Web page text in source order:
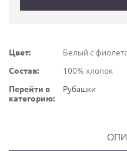
Цвет:
Белый с
Состав:
100% хлопок
Перейти в
категорию:
Рубашки